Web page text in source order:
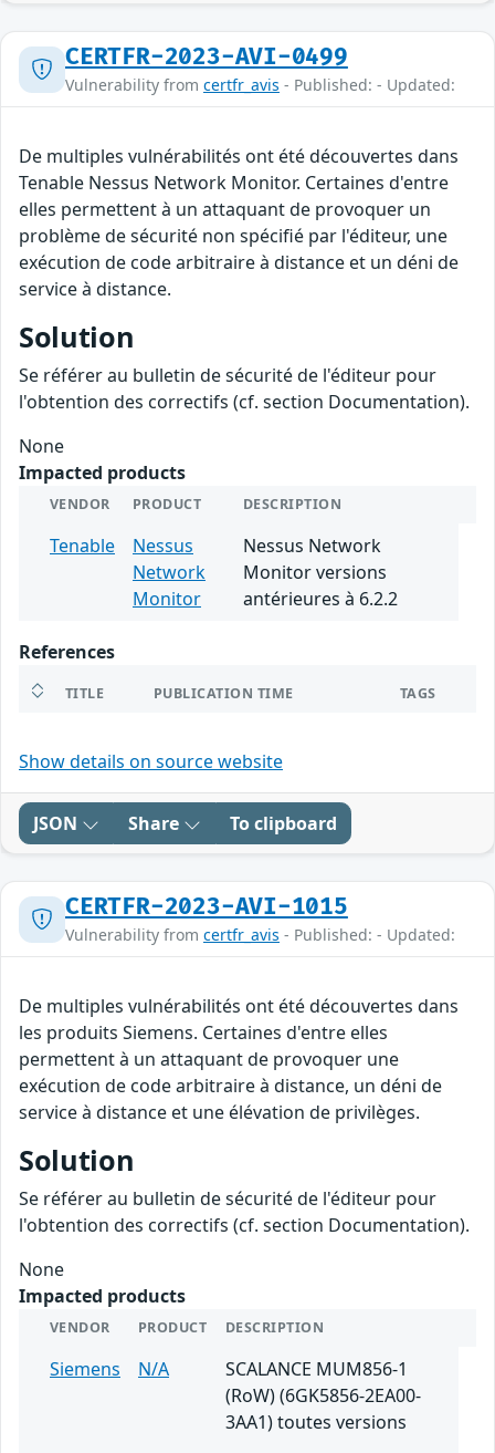
CERTFR-2023-AVI-0499
Vulnerability from certfr_avis - Published: - Updated:
De multiples vulnérabilités ont été découvertes dans
Tenable Nessus Network Monitor. Certaines d'entre
elles permettent à un attaquant de provoquer un
problème de sécurité non spécifié par l'éditeur, une
exécution de code arbitraire à distance et un déni de
service à distance.
Solution
Se référer au bulletin de sécurité de l'éditeur pour
l'obtention des correctifs (cf. section Documentation).
None
Impacted products
VENDOR PRODUCT DESCRIPTION
Tenable
Nessus
Network
Monitor
Nessus Network
Monitor versions
antérieures à 6.2.2
References
TITLE PUBLICATION TIME TAGS
Show details on source website
JSON Share To clipboard
CERTFR-2023-AVI-1015
Vulnerability from certfr_avis - Published: - Updated:
De multiples vulnérabilités ont été découvertes dans
les produits Siemens. Certaines d'entre elles
permettent à un attaquant de provoquer une
exécution de code arbitraire à distance, un déni de
service à distance et une élévation de privilèges.
Solution
Se référer au bulletin de sécurité de l'éditeur pour
l'obtention des correctifs (cf. section Documentation).
None
Impacted products
VENDOR PRODUCT DESCRIPTION
Siemens N/A
SCALANCE MUM856-1
(RoW) (6GK5856-2EA00-
3AA1) toutes versions